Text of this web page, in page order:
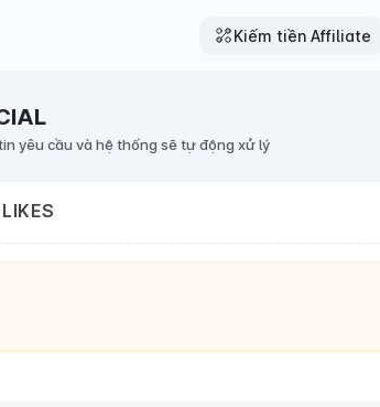
Kiếm tiền Affiliate
yêu cầu và hệ thống sẽ tự động xử lý